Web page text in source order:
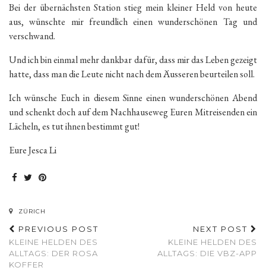
Bei der übernächsten Station stieg mein kleiner Held von heute
aus, wünschte mir freundlich einen wunderschönen Tag und
verschwand.
Und ich bin einmal mehr dankbar dafür, dass mir das Leben gezeigt
hatte, dass man die Leute nicht nach dem Äusseren beurteilen soll.
Ich wünsche Euch in diesem Sinne einen wunderschönen Abend
und schenkt doch auf dem Nachhauseweg Euren Mitreisenden ein
Lächeln, es tut ihnen bestimmt gut!
Eure Jesca Li
ZÜRICH
PREVIOUS POST
KLEINE HELDEN DES
ALLTAGS: DER ROSA
KOFFER
NEXT POST
KLEINE HELDEN DES
ALLTAGS: DIE VBZ-APP